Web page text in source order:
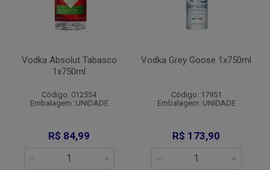
Vodka Absolut Tabasco
1x750ml
Código: 012554
Embalagem: UNIDADE
R$ 84,99
Vodka Grey Goose 1x750ml
Código: 17951
Embalagem: UNIDADE
R$ 173,90